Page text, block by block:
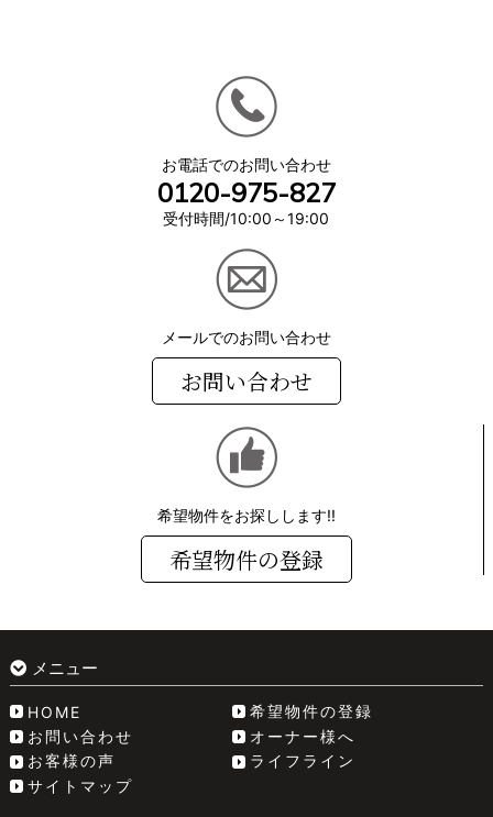
お電話でのお問い合わせ
0120-975-827
受付時間/10:00～19:00
メールでのお問い合わせ
お問い合わせ
希望物件をお探しします!!
希望物件の登録
メニュー
HOME
希望物件の登録
お問い合わせ
オーナー様へ
お客様の声
ライフライン
サイトマップ